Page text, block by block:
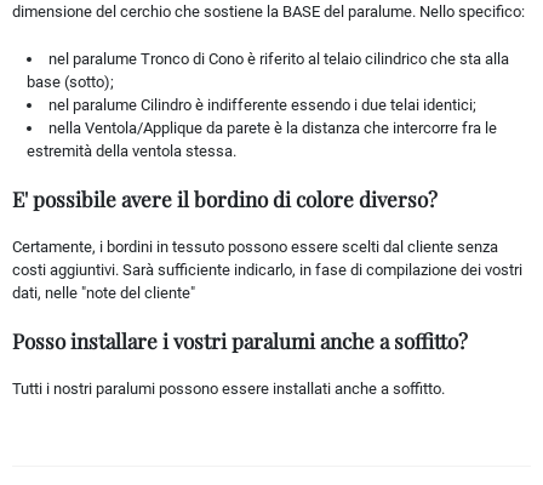
dimensione del cerchio che sostiene la BASE del paralume. Nello specifico:
nel paralume Tronco di Cono è riferito al telaio cilindrico che sta alla
base (sotto);
nel paralume Cilindro è indifferente essendo i due telai identici;
nella Ventola/Applique da parete è la distanza che intercorre fra le
estremità della ventola stessa.
E' possibile avere il bordino di colore diverso?
Certamente, i bordini in tessuto possono essere scelti dal cliente senza
costi aggiuntivi. Sarà sufficiente indicarlo, in fase di compilazione dei vostri
dati, nelle "note del cliente"
Posso installare i vostri paralumi anche a soffitto?
Tutti i nostri paralumi possono essere installati anche a soffitto.